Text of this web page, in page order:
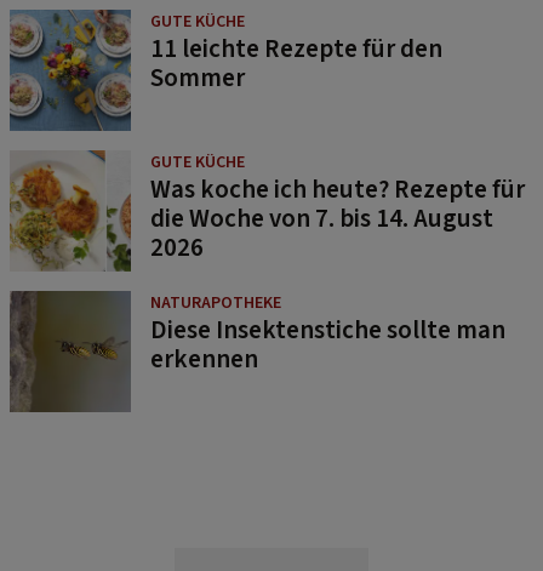
GUTE KÜCHE
11 leichte Rezepte für den
Sommer
GUTE KÜCHE
Was koche ich heute? Rezepte für
die Woche von 7. bis 14. August
2026
NATURAPOTHEKE
Diese Insektenstiche sollte man
erkennen